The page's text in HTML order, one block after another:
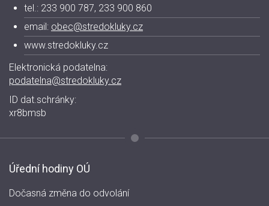
tel.: 233 900 787, 233 900 860
email: obec@stredokluky.cz
www.stredokluky.cz
Elektronická podatelna:
podatelna@stredokluky.cz
ID dat.schránky:
xr8bmsb
Úřední hodiny OÚ
Dočasná změna do odvolání